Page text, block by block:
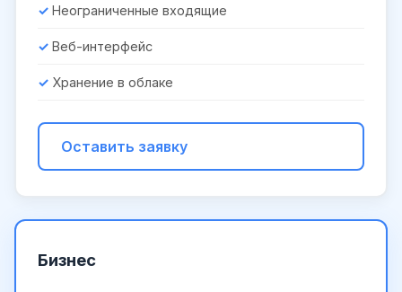
Неограниченные входящие
Веб-интерфейс
Хранение в облаке
Оставить заявку
Бизнес